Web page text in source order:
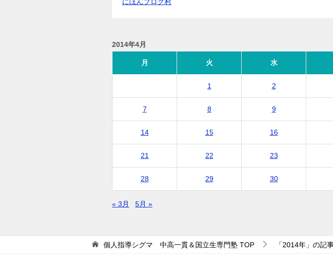
2014年4月
月 火 水
1 2
7 8 9
14 15 16
21 22 23
28 29 30
« 3月 5月 »
個人指導シグマ 中高一貫＆国立生専門塾 TOP 「2014年」の記